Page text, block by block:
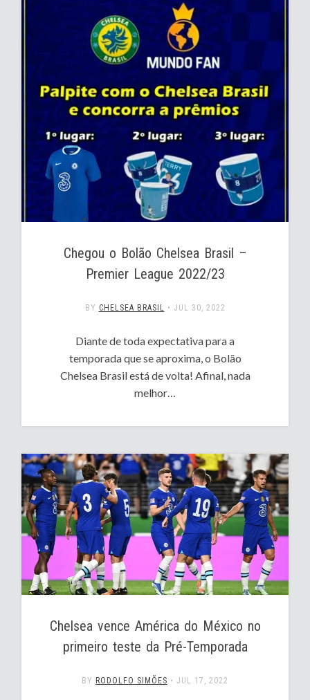
Chegou o Bolão Chelsea Brasil –
Premier League 2022/23
BY CHELSEA BRASIL • JUL 30, 2022
Diante de toda expectativa para a
temporada que se aproxima, o Bolão
Chelsea Brasil está de volta! Afinal, nada
melhor…
Chelsea vence América do México no
primeiro teste da Pré-Temporada
BY RODOLFO SIMÕES • JUL 17, 2022